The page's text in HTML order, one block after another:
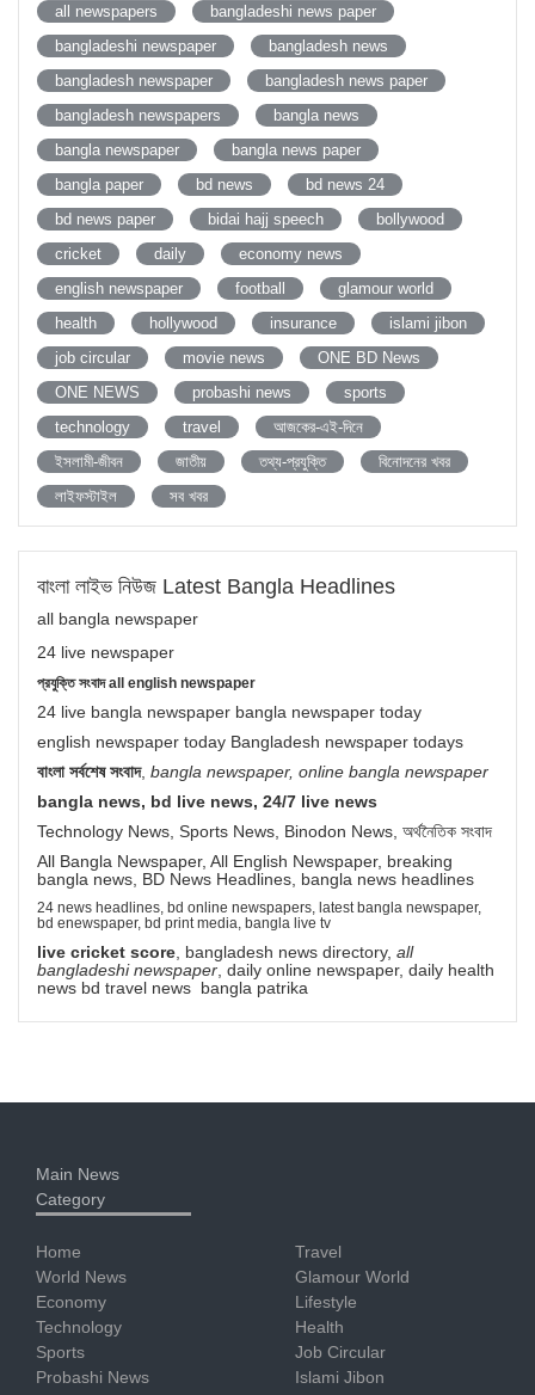
all newspapers
bangladeshi news paper
bangladeshi newspaper
bangladesh news
bangladesh newspaper
bangladesh news paper
bangladesh newspapers
bangla news
bangla newspaper
bangla news paper
bangla paper
bd news
bd news 24
bd news paper
bidai hajj speech
bollywood
cricket
daily
economy news
english newspaper
football
glamour world
health
hollywood insurance
islami jibon
job circular
movie news
ONE BD News
ONE NEWS
probashi news
sports
technology
travel
আজকের-এই-দিনে
ইসলামী-জীবন
জাতীয় তথ্য-প্রযুক্তি
বিনোদনের খবর
লাইফস্টাইল
সব খবর
বাংলা লাইভ নিউজ Latest Bangla Headlines
all bangla newspaper
24 live newspaper
প্রযুক্তি সংবাদ all english newspaper
24 live bangla newspaper bangla newspaper today
english newspaper today Bangladesh newspaper todays
বাংলা সর্বশেষ সংবাদ, bangla newspaper, online bangla newspaper
bangla news, bd live news, 24/7 live news
Technology News, Sports News, Binodon News, অর্থনৈতিক সংবাদ
All Bangla Newspaper, All English Newspaper, breaking
bangla news, BD News Headlines, bangla news headlines
24 news headlines, bd online newspapers, latest bangla newspaper,
bd enewspaper, bd print media, bangla live tv
live cricket score , bangladesh news directory, all
bangladeshi newspaper , daily online newspaper, daily health
news bd travel news bangla patrika
Main News
Category
Home
World News
Economy
Technology
Sports
Probashi News
Travel
Glamour World
Lifestyle
Health
Job Circular
Islami Jibon